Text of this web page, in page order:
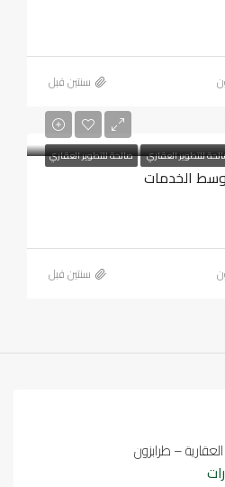
‏سنتين قبل
للتطوير العقاري صالحة للتطوير العقاري
الخدمات
‏سنتين قبل
العقارية – طرابزون